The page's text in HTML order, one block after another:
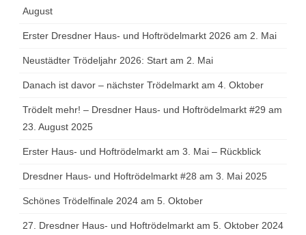
August
Erster Dresdner Haus- und Hoftrödelmarkt 2026 am 2. Mai
Neustädter Trödeljahr 2026: Start am 2. Mai
Danach ist davor – nächster Trödelmarkt am 4. Oktober
Trödelt mehr! – Dresdner Haus- und Hoftrödelmarkt #29 am
23. August 2025
Erster Haus- und Hoftrödelmarkt am 3. Mai – Rückblick
Dresdner Haus- und Hoftrödelmarkt #28 am 3. Mai 2025
Schönes Trödelfinale 2024 am 5. Oktober
27. Dresdner Haus- und Hoftrödelmarkt am 5. Oktober 2024